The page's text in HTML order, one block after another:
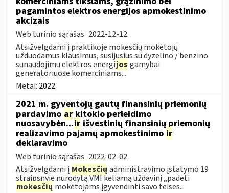
pagamintos elektros energijos apmokestinimo
akcizais
Web turinio sąrašas 2022-12-12
Atsižvelgdami į praktikoje mokesčių mokėtojų
užduodamus klausimus, susijusius su dyzelino / benzino
sunaudojimu elektros energijos gamybai
generatoriuose komerciniams...
Metai: 2022
2021 m. gyventojų gautų finansinių priemonių
pardavimo ar kitokio perleidimo
nuosavybėn...ir išvestinių finansinių priemonių
realizavimo pajamų apmokestinimo ir
deklaravimo
Web turinio sąrašas 2022-02-02
Atsižvelgdami į Mokesčių administravimo įstatymo 19
straipsnyje nurodytą VMI keliamą uždavinį „padėti
mokesčių mokėtojams įgyvendinti savo teises...